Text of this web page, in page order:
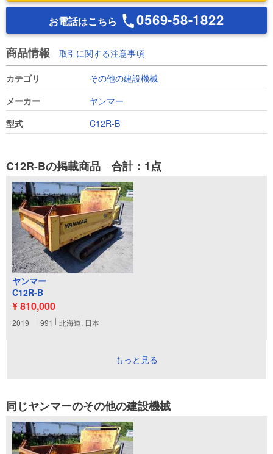
お電話はこちら 0569-58-1822
商品情報 取引に関する注意事項
カテゴリ
その他の建設機械
メーカー
ヤンマー
型式
C12R-B
C12R-Bの掲載商品 合計：1点
ヤンマー
C12R-B
¥ 810,000
2019 991 北海道, 日本
もっと見る
同じヤンマーのその他の建設機械